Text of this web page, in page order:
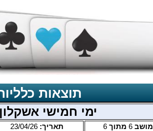
תוצאות
ימי חמישי
מושב 6 מתוך 6 תאריך:23/04/26